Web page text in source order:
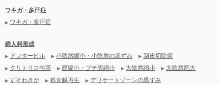
ワキガ・多汗症
▶ ワキガ・多汗症
婦人科形成
▶ アフターピル ▶ 小陰唇縮小・小陰唇の黒ずみ ▶ 副皮切除術
▶ クリトリス包茎 ▶ 膣縮小・プチ膣縮小 ▶ 大陰唇縮小 ▶ 大陰唇肥大
▶ すそわきが ▶ 処女膜再生 ▶ デリケートゾーンの黒ずみ